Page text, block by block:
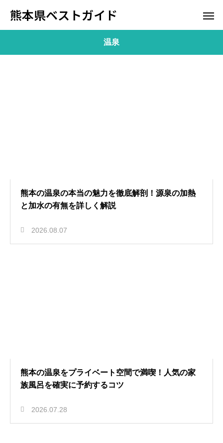
熊本県ベストガイド
温泉
熊本の温泉の本当の魅力を徹底解剖！源泉の加熱
と加水の有無を詳しく解説
2026.08.07
熊本の温泉をプライベート空間で満喫！人気の家
族風呂を確実に予約するコツ
2026.07.28